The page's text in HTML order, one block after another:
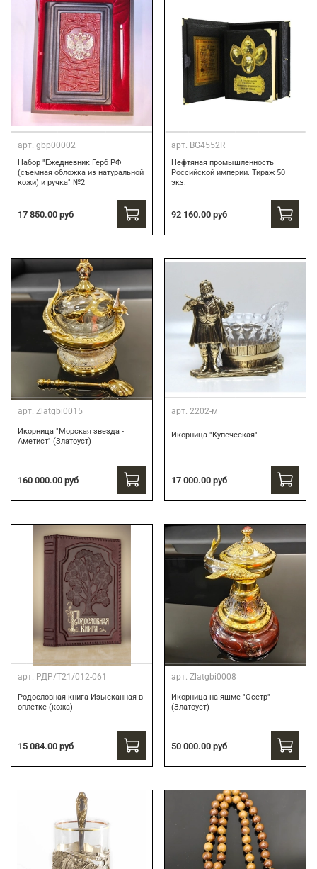
арт. gbp00002
Набор "Ежедневник Герб РФ
(съемная обложка из натуральной
кожи) и ручка" №2
17 850.00 руб
арт. BG4552R
Нефтяная промышленность
Российской империи. Тираж 50
экз.
92 160.00 руб
арт. Zlatgbi0015
Икорница "Морская звезда -
Аметист" (Златоуст)
160 000.00 руб
арт. 2202-м
Икорница "Купеческая"
17 000.00 руб
арт. РДР/Т21/012-061
Родословная книга Изысканная в
оплетке (кожа)
15 084.00 руб
арт. Zlatgbi0008
Икорница на яшме "Осетр"
(Златоуст)
50 000.00 руб